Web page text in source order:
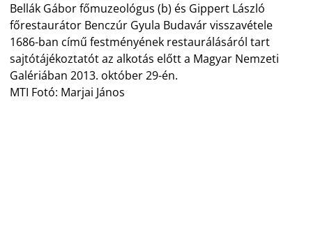
Bellák Gábor főmuzeológus (b) és Gippert László
főrestaurátor Benczúr Gyula Budavár visszavétele
1686-ban című festményének restaurálásáról tart
sajtótájékoztatót az alkotás előtt a Magyar Nemzeti
Galériában 2013. október 29-én.
MTI Fotó: Marjai János